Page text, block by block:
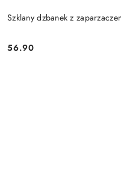
Szklany dzbanek z
Cena:
56.90